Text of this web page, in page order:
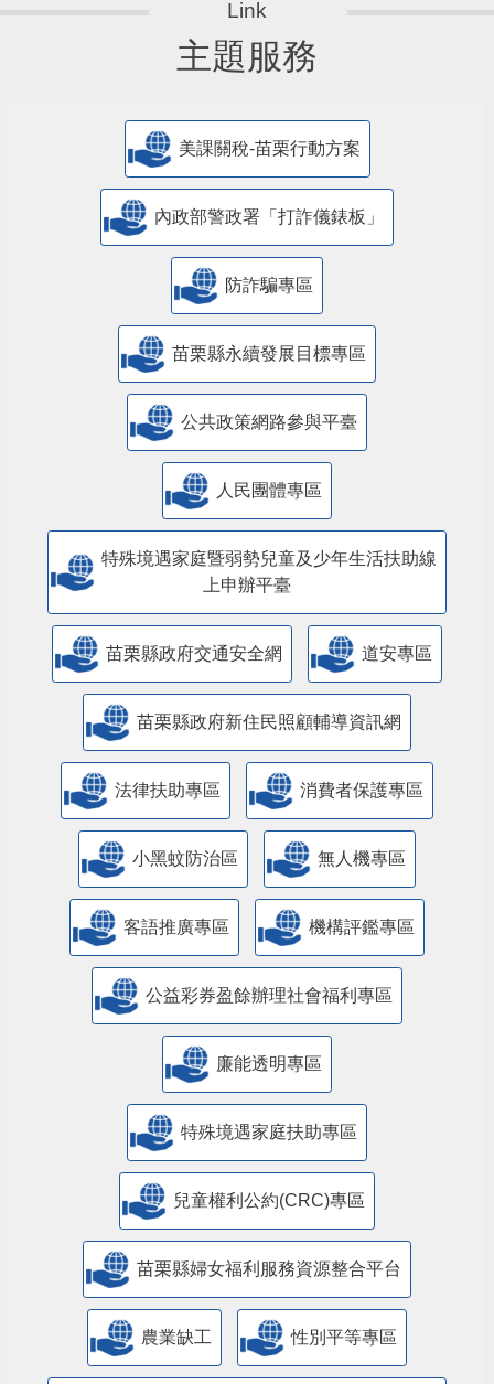
主題服務
美課關稅-苗栗行動方案
內政部警政署「打詐儀錶板」
防詐騙專區
苗栗縣永續發展目標專區
公共政策網路參與平臺
人民團體專區
特殊境遇家庭暨弱勢兒童及少年生活扶助線
上申辦平臺
苗栗縣政府交通安全網 道安專區
苗栗縣政府新住民照顧輔導資訊網
法律扶助專區 消費者保護專區
小黑蚊防治區 無人機專區
客語推廣專區 機構評鑑專區
公益彩券盈餘辦理社會福利專區
廉能透明專區
特殊境遇家庭扶助專區
兒童權利公約(CRC)專區
苗栗縣婦女福利服務資源整合平台
農業缺工 性別平等專區